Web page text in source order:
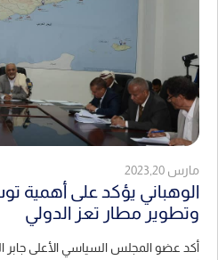
مارس 2023,20
الوهباني يؤكد على أهمية
وتطوير مطار تعز الدولي
أكد عضو المجلس السياسي الأعلى جابر